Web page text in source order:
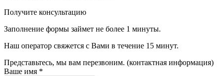
Получите консультацию
Заполнение формы займет не более 1 минуты.
Наш оператор свяжется с Вами в течение 15 минут.
Представьтесь, мы вам перезвоним. (контактная информация)
Ваше имя *